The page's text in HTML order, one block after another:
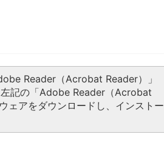
Reader（Acrobat Reader）」
記の「Adobe Reader（Acrobat
ェアをダウンロードし、インストー